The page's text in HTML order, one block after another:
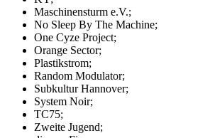
Maschinensturm e.V.;
No Sleep By The Machine;
One Cyze Project;
Orange Sector;
Plastikstrom;
Random Modulator;
Subkultur Hannover;
System Noir;
TC75;
Zweite Jugend;